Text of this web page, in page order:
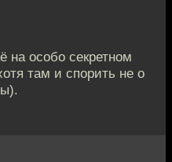
на особо секретном
там и спорить не о